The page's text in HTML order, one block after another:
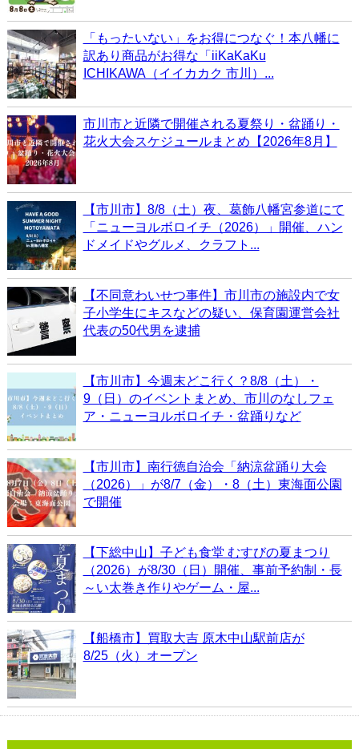
「もったいない」をお得につなぐ！本八幡に
訳あり商品がお得な「iiKaKaKu
ICHIKAWA（イイカカク 市川）...
市川市と近隣で開催される夏祭り・盆踊り・
花火大会スケジュールまとめ【2026年8月】
【市川市】8/8（土）夜、葛飾八幡宮参道にて
「ニューヨルボロイチ（2026）」開催、ハン
ドメイドやグルメ、クラフト...
【不同意わいせつ事件】市川市の施設内で女
子小学生にキスなどの疑い、保育園運営会社
代表の50代男を逮捕
【市川市】今週末どこ行く？8/8（土）・
9（日）のイベントまとめ、市川のなしフェ
ア・ニューヨルボロイチ・盆踊りなど
【市川市】南行徳自治会「納涼盆踊り大会
（2026）」が8/7（金）・8（土）東海面公園
で開催
【下総中山】子ども食堂 むすびの夏まつり
（2026）が8/30（日）開催、事前予約制・長
～い太巻き作りやゲーム・屋...
【船橋市】買取大吉 原木中山駅前店が
8/25（火）オープン